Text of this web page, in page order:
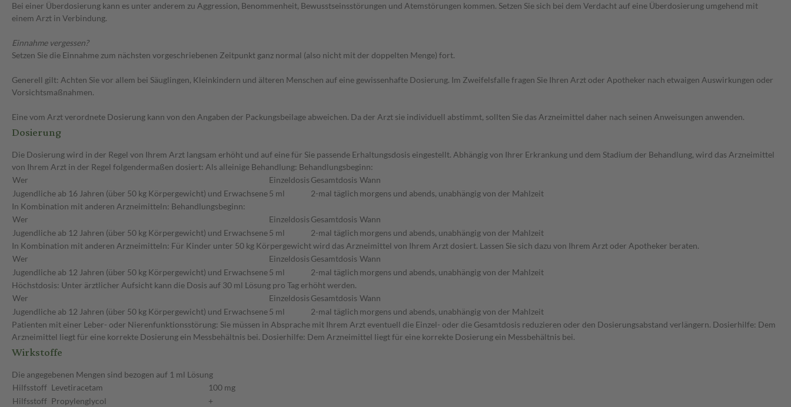
Bei einer Überdosierung kann es unter anderem zu Aggression, Benommenheit, Bewusstseinsstörungen und Atemstörungen kommen. Setzen Sie sich bei dem Verdacht auf eine Überdosierung umgehend mit
einem Arzt in Verbindung.
Einnahme vergessen?
Setzen Sie die Einnahme zum nächsten vorgeschriebenen Zeitpunkt ganz normal (also nicht mit der doppelten Menge) fort.
Generell gilt: Achten Sie vor allem bei Säuglingen, Kleinkindern und älteren Menschen auf eine gewissenhafte Dosierung. Im Zweifelsfalle fragen Sie Ihren Arzt oder Apotheker nach etwaigen Auswirkungen oder
Vorsichtsmaßnahmen.
Eine vom Arzt verordnete Dosierung kann von den Angaben der Packungsbeilage abweichen. Da der Arzt sie individuell abstimmt, sollten Sie das Arzneimittel daher nach seinen Anweisungen anwenden.
Dosierung
Die Dosierung wird in der Regel von Ihrem Arzt langsam erhöht und auf eine für Sie passende Erhaltungsdosis eingestellt. Abhängig von Ihrer Erkrankung und dem Stadium der Behandlung, wird das Arzneimittel
von Ihrem Arzt in der Regel folgendermaßen dosiert: Als alleinige Behandlung: Behandlungsbeginn:
Wer
Einzeldosis Gesamtdosis Wann
Jugendliche ab 16 Jahren (über 50 kg Körpergewicht) und Erwachsene5 ml 2-mal täglich morgens und abends, unabhängig von der Mahlzeit
In Kombination mit anderen Arzneimitteln: Behandlungsbeginn:
Wer
Einzeldosis Gesamtdosis Wann
Jugendliche ab 12 Jahren (über 50 kg Körpergewicht) und Erwachsene5 ml 2-mal täglich morgens und abends, unabhängig von der Mahlzeit
In Kombination mit anderen Arzneimitteln: Für Kinder unter 50 kg Körpergewicht wird das Arzneimittel von Ihrem Arzt dosiert. Lassen Sie sich dazu von Ihrem Arzt oder Apotheker beraten.
Wer
Einzeldosis Gesamtdosis Wann
Jugendliche ab 12 Jahren (über 50 kg Körpergewicht) und Erwachsene5 ml 2-mal täglich morgens und abends, unabhängig von der Mahlzeit
Höchstdosis: Unter ärztlicher Aufsicht kann die Dosis auf 30 ml Lösung pro Tag erhöht werden.
Wer
Einzeldosis Gesamtdosis Wann
Jugendliche ab 12 Jahren (über 50 kg Körpergewicht) und Erwachsene5 ml 2-mal täglich morgens und abends, unabhängig von der Mahlzeit
Patienten mit einer Leber- oder Nierenfunktionsstörung: Sie müssen in Absprache mit Ihrem Arzt eventuell die Einzel- oder die Gesamtdosis reduzieren oder den Dosierungsabstand verlängern. Dosierhilfe: Dem
Arzneimittel liegt für eine korrekte Dosierung ein Messbehältnis bei. Dosierhilfe: Dem Arzneimittel liegt für eine korrekte Dosierung ein Messbehältnis bei.
Wirkstoffe
Die angegebenen Mengen sind bezogen auf 1 ml Lösung
Hilfsstoff Levetiracetam
100 mg
Hilfsstoff Propylenglycol
+